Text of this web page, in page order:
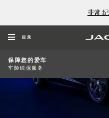
非常·
目录
保障您的爱车
车险续保服务